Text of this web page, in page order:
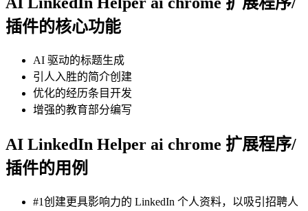
插件的核心功能
AI 驱动的标题生成
引人入胜的简介创建
优化的经历条目开发
增强的教育部分编写
AI LinkedIn Helper ai chrome 扩展程序/
插件的用例
#1创建更具影响力的 LinkedIn 个人资料，以吸引招聘人